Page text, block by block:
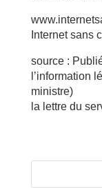
Internet sans
source :
l’information
ministre)
la lettre du